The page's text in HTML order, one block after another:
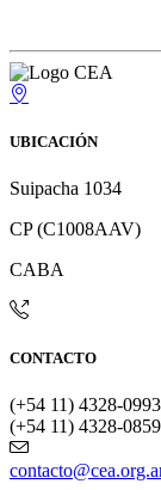
UBICACIÓN
Suipacha 1034
CP (C1008AAV)
CABA
CONTACTO
(+54 11) 4328-
(+54 11) 4328-